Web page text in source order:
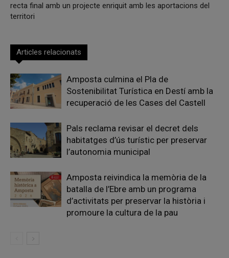
recta final amb un projecte enriquit amb les aportacions del
territori
Articles relacionats
Amposta culmina el Pla de
Sostenibilitat Turística en Destí amb la
recuperació de les Cases del Castell
Pals reclama revisar el decret dels
habitatges d’ús turístic per preservar
l’autonomia municipal
Amposta reivindica la memòria de la
batalla de l’Ebre amb un programa
d’activitats per preservar la història i
promoure la cultura de la pau